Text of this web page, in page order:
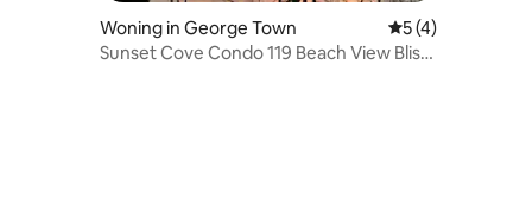
Woning in George Town Gemiddelde
5 (4)
Sunset Cove Condo 119 Beach View Bliss-